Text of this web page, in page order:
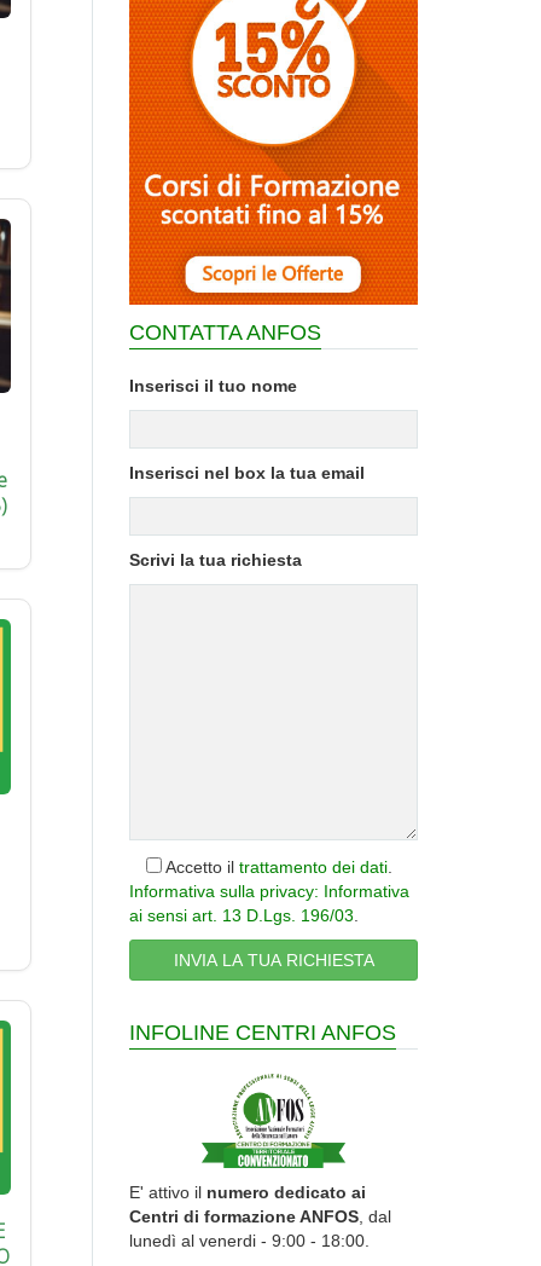
CONTATTA ANFOS
Inserisci il tuo nome
Inserisci nel box la tua email
Scrivi la tua richiesta
Accetto il trattamento dei dati
Informativa sulla privacy: Informativa
ai sensi art. 13 D.Lgs. 196/03
INFOLINE CENTRI ANFOS
E' attivo il numero dedicato ai
Centri di formazione ANFOS , dal
lunedì al venerdi - 9:00 - 18:00.